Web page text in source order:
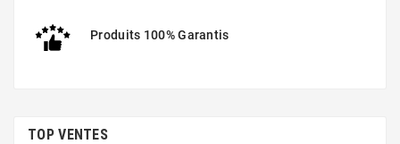
Produits 100% Garantis
TOP VENTES